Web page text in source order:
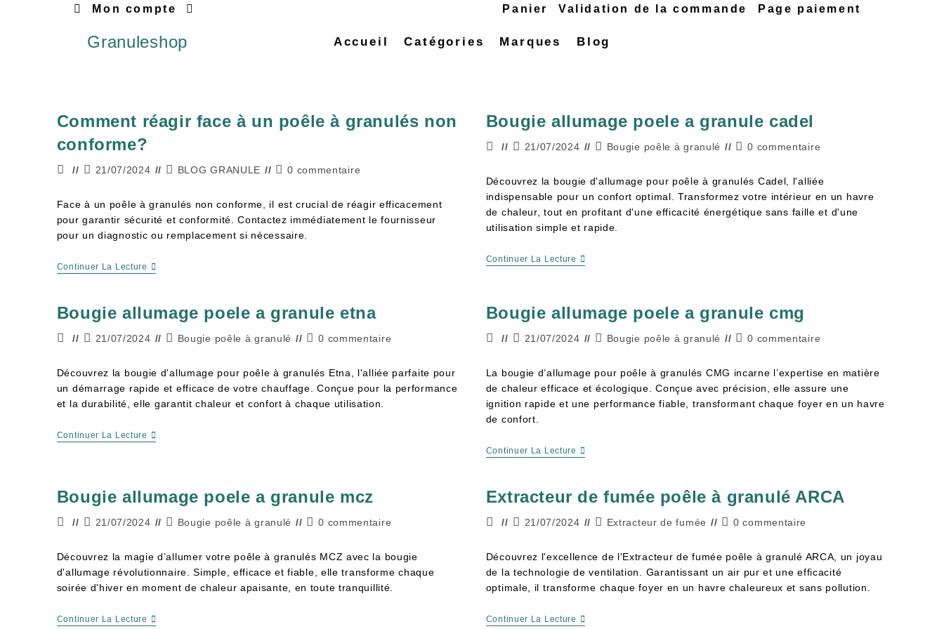
Panier Validation de la commande Page paiement
Mon compte
Granuleshop Accueil Catégories Marques Blog
Comment réagir face à un poêle à granulés non
conforme?
21/07/2024 BLOG GRANULE 0 commentaire
Face à un poêle à granulés non conforme, il est crucial de réagir efficacement
pour garantir sécurité et conformité. Contactez immédiatement le fournisseur
pour un diagnostic ou remplacement si nécessaire.
Continuer La Lecture
Bougie allumage poele a granule cadel
21/07/2024 Bougie poêle à granulé 0 commentaire
Découvrez la bougie d'allumage pour poêle à granulés Cadel, l'alliée
indispensable pour un confort optimal. Transformez votre intérieur en un havre
de chaleur, tout en profitant d'une efficacité énergétique sans faille et d'une
utilisation simple et rapide.
Continuer La Lecture
Bougie allumage poele a granule etna
21/07/2024 Bougie poêle à granulé 0 commentaire
Découvrez la bougie d'allumage pour poêle à granulés Etna, l'alliée parfaite pour
un démarrage rapide et efficace de votre chauffage. Conçue pour la performance
et la durabilité, elle garantit chaleur et confort à chaque utilisation.
Continuer La Lecture
Bougie allumage poele a granule cmg
21/07/2024 Bougie poêle à granulé 0 commentaire
La bougie d’allumage pour poêle à granulés CMG incarne l’expertise en matière
de chaleur efficace et écologique. Conçue avec précision, elle assure une
ignition rapide et une performance fiable, transformant chaque foyer en un havre
de confort.
Continuer La Lecture
Bougie allumage poele a granule mcz
21/07/2024 Bougie poêle à granulé 0 commentaire
Découvrez la magie d’allumer votre poêle à granulés MCZ avec la bougie
d'allumage révolutionnaire. Simple, efficace et fiable, elle transforme chaque
soirée d'hiver en moment de chaleur apaisante, en toute tranquillité.
Continuer La Lecture
Extracteur de fumée poêle à granulé ARCA
21/07/2024 Extracteur de fumée 0 commentaire
Découvrez l'excellence de l'Extracteur de fumée poêle à granulé ARCA, un joyau
de la technologie de ventilation. Garantissant un air pur et une efficacité
optimale, il transforme chaque foyer en un havre chaleureux et sans pollution.
Continuer La Lecture